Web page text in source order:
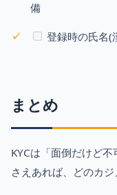
備
登録時の氏名(
まとめ
KYCは「面倒だけど不
さえあれば、どのカ